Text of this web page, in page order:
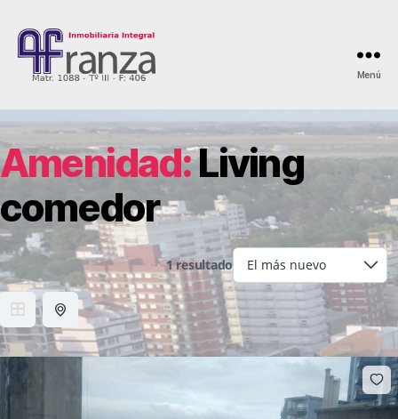
Inmobiliaria
Menú
Amenidad:Living
comedor
1 resultado